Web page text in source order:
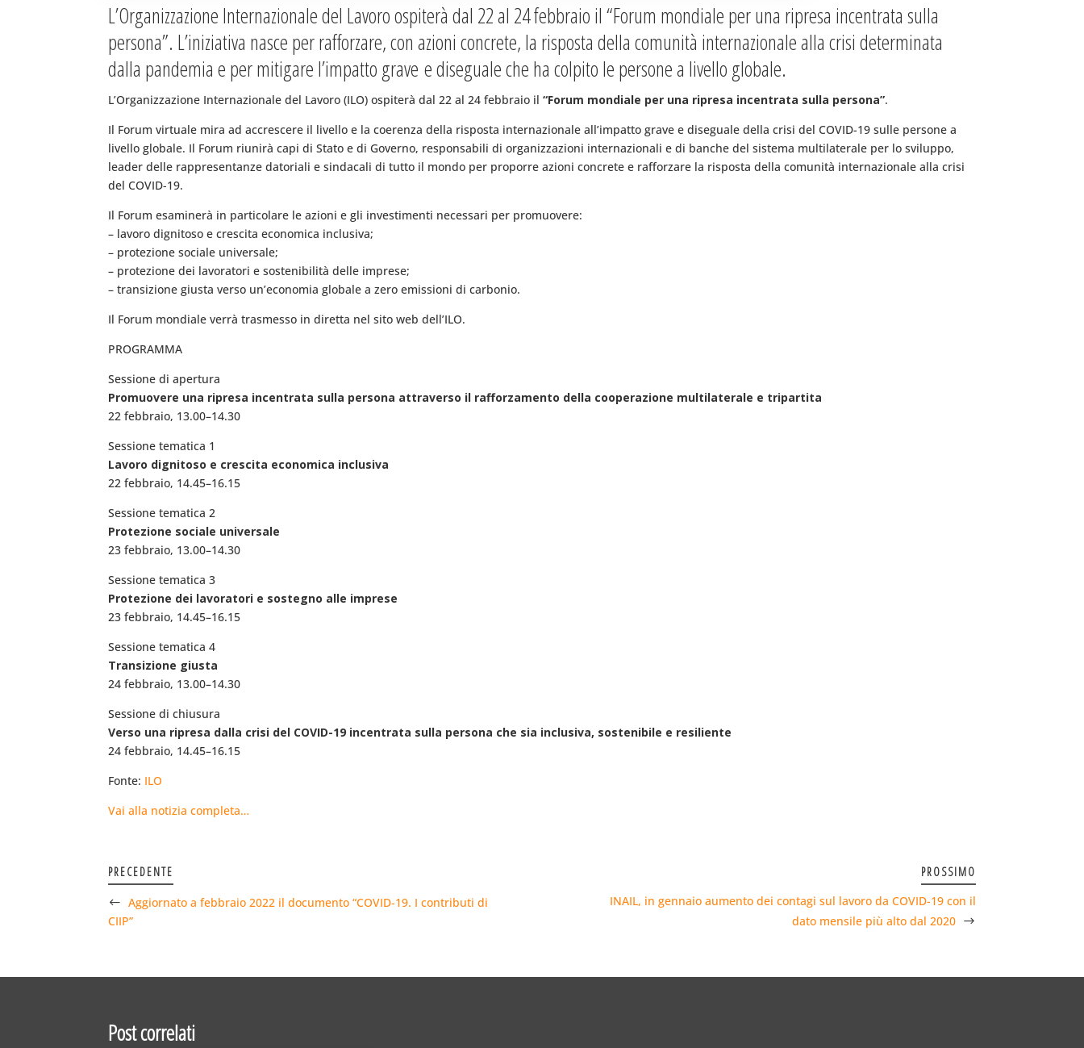
L’Organizzazione Internazionale del Lavoro ospiterà dal 22 al 24 febbraio il “Forum mondiale per una ripresa incentrata sulla
persona”. L’iniziativa nasce per rafforzare, con azioni concrete, la risposta della comunità internazionale alla crisi determinata
dalla pandemia e per mitigare l’impatto grave e diseguale che ha colpito le persone a livello globale.
L’Organizzazione Internazionale del Lavoro (ILO) ospiterà dal 22 al 24 febbraio il“Forum mondiale per una ripresa incentrata sulla persona”.
Il Forum virtuale mira ad accrescere il livello e la coerenza della risposta internazionale all’impatto grave e diseguale della crisi del COVID-19 sulle persone a
livello globale. Il Forum riunirà capi di Stato e di Governo, responsabili di organizzazioni internazionali e di banche del sistema multilaterale per lo sviluppo,
leader delle rappresentanze datoriali e sindacali di tutto il mondo per proporre azioni concrete e rafforzare la risposta della comunità internazionale alla crisi
del COVID-19.
Il Forum esaminerà in particolare le azioni e gli investimenti necessari per promuovere:
– lavoro dignitoso e crescita economica inclusiva;
– protezione sociale universale;
– protezione dei lavoratori e sostenibilità delle imprese;
– transizione giusta verso un’economia globale a zero emissioni di carbonio.
Il Forum mondiale verrà trasmesso in diretta nel sito web dell’ILO.
PROGRAMMA
Sessione di apertura
Promuovere una ripresa incentrata sulla persona attraverso il rafforzamento della cooperazione multilaterale e tripartita
22 febbraio, 13.00–14.30
Sessione tematica 1
Lavoro dignitoso e crescita economica inclusiva
22 febbraio, 14.45–16.15
Sessione tematica 2
Protezione sociale universale
23 febbraio, 13.00–14.30
Sessione tematica 3
Protezione dei lavoratori e sostegno alle imprese
23 febbraio, 14.45–16.15
Sessione tematica 4
Transizione giusta
24 febbraio, 13.00–14.30
Sessione di chiusura
Verso una ripresa dalla crisi del COVID-19 incentrata sulla persona che sia inclusiva, sostenibile e resiliente
24 febbraio, 14.45–16.15
Fonte: ILO
Vai alla notizia completa…
PRECEDENTE
Aggiornato a febbraio 2022 il documento “COVID-19. I contributi di
CIIP”
PROSSIMO
INAIL, in gennaio aumento dei contagi sul lavoro da COVID-19 con il
dato mensile più alto dal 2020
Post correlati